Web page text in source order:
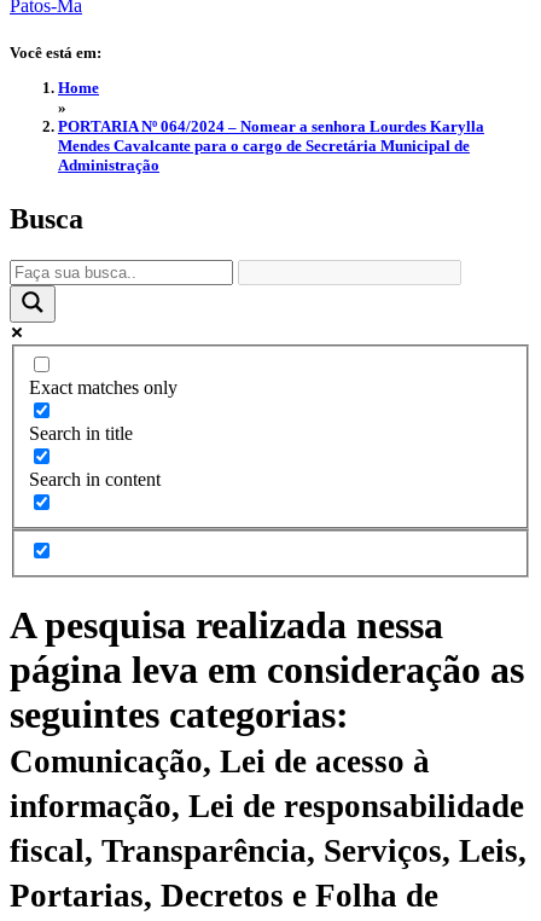
Você está em:
Home
»
PORTARIA Nº 064/2024 – Nomear a senhora Lourdes Karylla
Mendes Cavalcante para o cargo de Secretária Municipal de
Administração
Busca
Exact matches only
Search in title
Search in content
A pesquisa realizada nessa
página leva em consideração as
seguintes categorias:
Comunicação, Lei de acesso à
informação, Lei de responsabilidade
fiscal, Transparência, Serviços, Leis,
Portarias, Decretos e Folha de